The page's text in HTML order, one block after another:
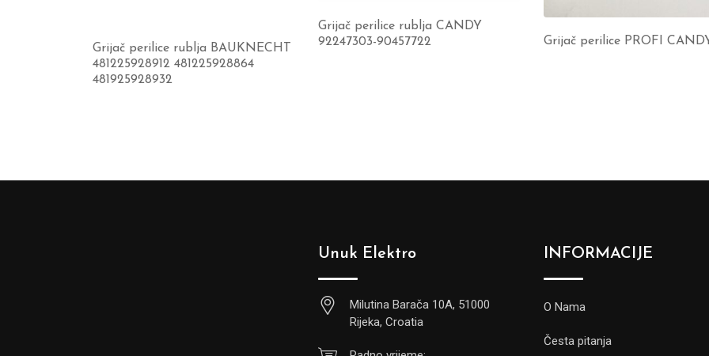
Grijač perilice rublja BAUKNECHT
481225928912 481225928864
481925928932
Grijač perilice rublja CANDY
92247303-90457722
Grijač perilice PROFI
Unuk Elektro
Milutina Barača 10A, 51000
Rijeka, Croatia
INFORMACIJE
O Nama
Česta pitanja